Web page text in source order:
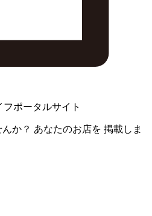
フポータルサイト
か？ あなたのお店を 掲載しま